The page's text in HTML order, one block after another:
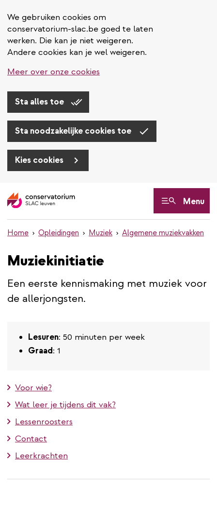
We gebruiken cookies om
conservatorium-slac.be goed te laten
werken. Die kan je niet weigeren.
Andere cookies kan je wel weigeren.
Meer over onze cookies
Sta alles toe
Sta noodzakelijke cookies toe
Kies cookies
en
inhoud
Menu
Home Opleidingen Muziek Algemene muziekvakken
Muziekinitiatie
Een eerste kennismaking met muziek voor
de allerjongsten.
Lesuren: 50 minuten per week
Graad: 1
Voor wie?
Wat leer je tijdens dit vak?
Lessenroosters
Contact
Leerkrachten